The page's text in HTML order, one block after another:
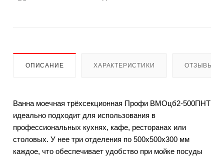
ОПИСАНИЕ ХАРАКТЕРИСТИКИ ОТЗЫВЫ
Ванна моечная трёхсекционная Профи ВМОцб2-500ПНТ
идеально подходит для использования в
профессиональных кухнях, кафе, ресторанах или
столовых. У нее три отделения по 500х500х300 мм
каждое, что обеспечивает удобство при мойке посуды